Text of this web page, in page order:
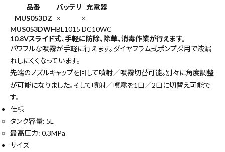
品番 バッテリ
充電器
MUS053DZ ×
×
MUS053DWHBL1015 DC10WC
10.8Vスライド式、手軽に防除、除草、消毒作業が行えます。
パワフルな噴霧が手軽に行えます。ダイヤフラム式ポンプ採用で液漏
れしにくくなっています。
先端のノズルキャップを回して噴射／噴霧切替可能。別々に角度調整
が可能になりました。そして噴射／噴霧を1口／2口に切替え可能で
す。
仕様
タンク容量: 5L
最高圧力: 0.3MPa
サイズ